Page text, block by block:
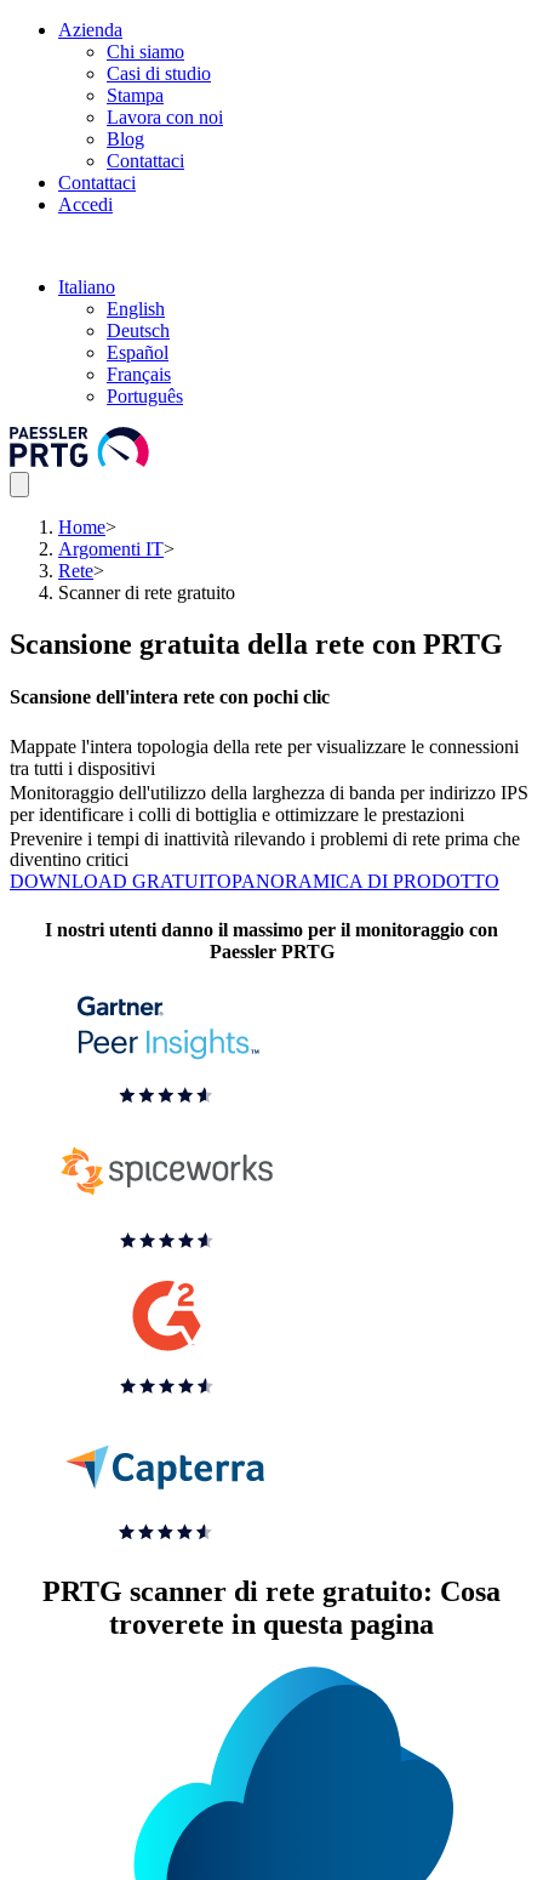
Azienda
Chi siamo
Casi di studio
Stampa
Lavora con noi
Blog
Contattaci
Contattaci
Accedi
Italiano
English
Deutsch
Español
Français
Português
Home>
Argomenti IT>
Rete>
Scanner di rete gratuito
Scansione gratuita della rete con PRTG
Scansione dell'intera rete con pochi clic
Mappate l'intera topologia della rete per visualizzare le connessioni
tra tutti i dispositivi
Monitoraggio dell'utilizzo della larghezza di banda per indirizzo IPS
per identificare i colli di bottiglia e ottimizzare le prestazioni
Prevenire i tempi di inattività rilevando i problemi di rete prima che
diventino critici
DOWNLOAD GRATUITOPANORAMICA DI PRODOTTO
I nostri utenti danno il massimo per il monitoraggio con
Paessler PRTG
PRTG scanner di rete gratuito: Cosa
troverete in questa pagina